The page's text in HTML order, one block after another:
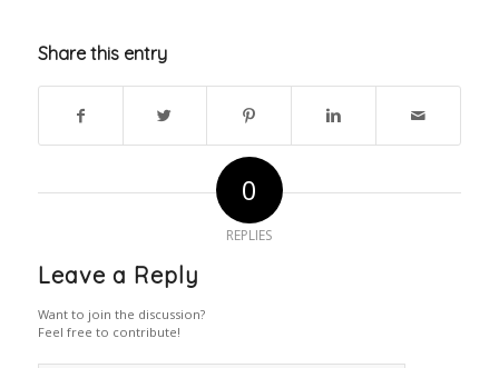
Share this entry
0
REPLIES
Leave a Reply
Want to join the discussion?
Feel free to contribute!